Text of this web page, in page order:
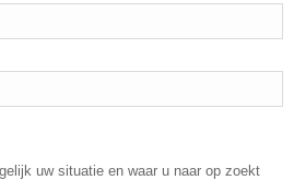
uw situatie en waar u naar op zoekt